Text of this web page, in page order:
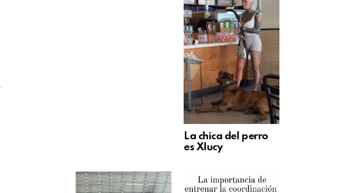
La chica del perro
es Xlucy